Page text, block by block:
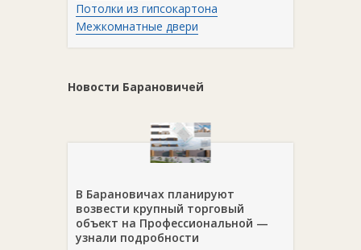
Потолки из гипсокартона
Межкомнатные двери
Новости Барановичей
В Барановичах планируют
возвести крупный торговый
объект на Профессиональной —
узнали подробности